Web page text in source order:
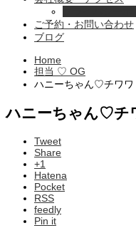
ご予約・お問い合わせ
ブログ
Home
担当 ♡ OG
ハニーちゃん♡チワワ
ハニーちゃん♡チ
Tweet
Share
+1
Hatena
Pocket
RSS
feedly
Pin it